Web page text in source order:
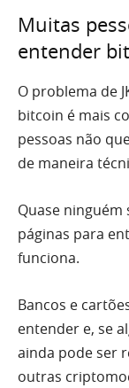
Muitas
entender
O problema de
bitcoin é mais
pessoas não
de maneira
Quase
páginas para
funciona.
Bancos e
entender e, se
ainda pode ser
outras